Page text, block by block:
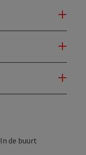
In de buurt